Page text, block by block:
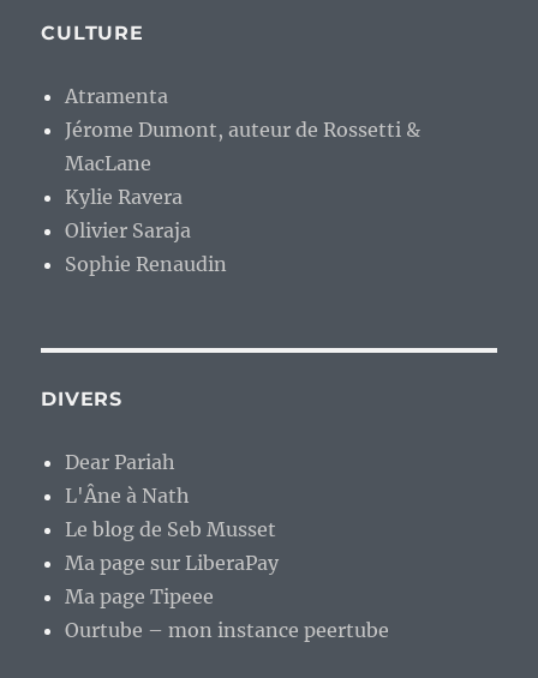
CULTURE
Atramenta
Jérome Dumont, auteur de Rossetti &
MacLane
Kylie Ravera
Olivier Saraja
Sophie Renaudin
DIVERS
Dear Pariah
L'Âne à Nath
Le blog de Seb Musset
Ma page sur LiberaPay
Ma page Tipeee
Ourtube – mon instance peertube